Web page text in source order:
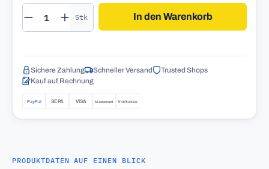
Produkt Anzahl: Gib den gewünschten
Stk In den Warenkorb
Sichere Zahlung Schneller Versand
Trusted Shops
Kauf auf Rechnung
PRODUKTDATEN AUF EINEN BLICK